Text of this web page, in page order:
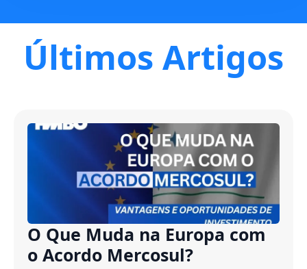
Últimos Artigos
O Que Muda na Europa com
o Acordo Mercosul?